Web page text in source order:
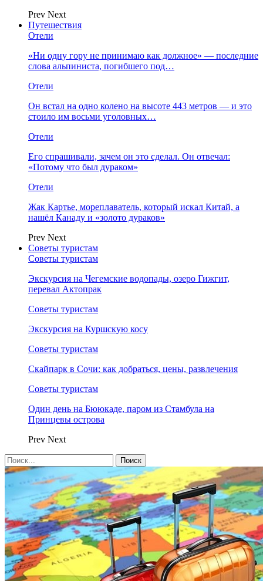
Prev Next
Путешествия
Отели
«Ни одну гору не принимаю как должное» — последние
слова альпиниста, погибшего под…
Отели
Он встал на одно колено на высоте 443 метров — и это
стоило им восьми уголовных…
Отели
Его спрашивали, зачем он это сделал. Он отвечал:
«Потому что был дураком»
Отели
Жак Картье, мореплаватель, который искал Китай, а
нашёл Канаду и «золото дураков»
Prev Next
Советы туристам
Советы туристам
Экскурсия на Чегемские водопады, озеро Гижгит,
перевал Актопрак
Советы туристам
Экскурсия на Куршскую косу
Советы туристам
Скайпарк в Сочи: как добраться, цены, развлечения
Советы туристам
Один день на Бююкаде, паром из Стамбула на
Принцевы острова
Prev Next